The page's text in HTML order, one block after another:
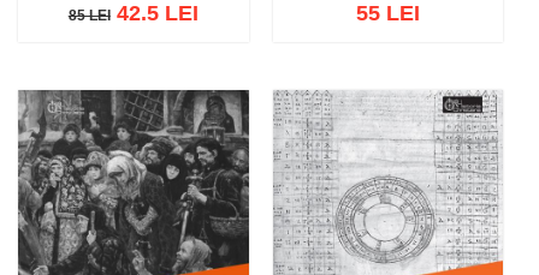
85 LEI
Adaugă în coș Wishlist
85 LEI42.5 LEI
Adaugă în coș Wishlist
55 LEI